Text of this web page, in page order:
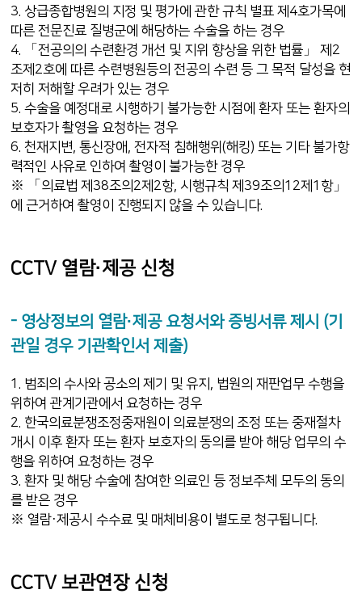
3. 상급종합병원의 지정 및 평가에 관한 규칙 별표 제4호가목에
따른 전문진료 질병군에 해당하는 수술을 하는 경우
4. 「전공의의 수련환경 개선 및 지위 향상을 위한 법률」 제2
조제2호에 따른 수련병원등의 전공의 수련 등 그 목적 달성을 현
저히 저해할 우려가 있는 경우
5. 수술을 예정대로 시행하기 불가능한 시점에 환자 또는 환자의
보호자가 촬영을 요청하는 경우
6. 천재지변, 통신장애, 전자적 침해행위(해킹) 또는 기타 불가항
력적인 사유로 인하여 촬영이 불가능한 경우
※ 「의료법 제38조의2제2항, 시행규칙 제39조의12제1항」
에 근거하여 촬영이 진행되지 않을 수 있습니다.
CCTV 열람·제공 신청
- 영상정보의 열람·제공 요청서와 증빙서류 제시 (기
관일 경우 기관확인서 제출)
1. 범죄의 수사와 공소의 제기 및 유지, 법원의 재판업무 수행을
위하여 관계기관에서 요청하는 경우
2. 한국의료분쟁조정중재원이 의료분쟁의 조정 또는 중재절차
개시 이후 환자 또는 환자 보호자의 동의를 받아 해당 업무의 수
행을 위하여 요청하는 경우
3. 환자 및 해당 수술에 참여한 의료인 등 정보주체 모두의 동의
를 받은 경우
※ 열람·제공시 수수료 및 매체비용이 별도로 청구됩니다.
CCTV 보관연장 신청